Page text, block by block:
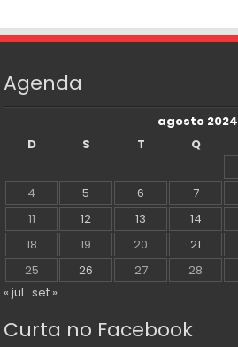
Agenda
agosto 2024
D
S T Q
4
5 6 7
11
12 13 14
18
19 20 21
25
26 27 28
« jul set »
Curta no Facebook